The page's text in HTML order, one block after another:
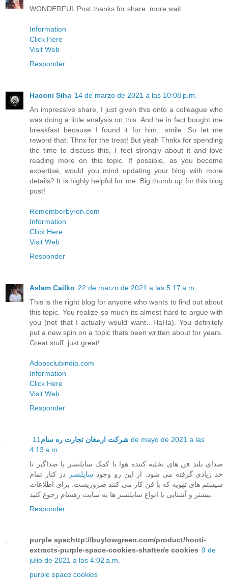
WONDERFUL Post.thanks for share..more wait.
Information
Click Here
Visit Web
Responder
Haconi Siha 14 de marzo de 2021 a las 10:08 p.m.
An impressive share, I just given this onto a colleague who
was doing a little analysis on this. And he in fact bought me
breakfast because I found it for him.. smile. So let me
reword that: Thnx for the treat! But yeah Thnkx for spending
the time to discuss this, I feel strongly about it and love
reading more on this topic. If possible, as you become
expertise, would you mind updating your blog with more
details? It is highly helpful for me. Big thumb up for this blog
post!
Rememberbyron.com
Information
Click Here
Visit Web
Responder
Aslam Cailko 22 de marzo de 2021 a las 5:17 a.m.
This is the right blog for anyone who wants to find out about
this topic. You realize so much its almost hard to argue with
you (not that I actually would want…HaHa). You definitely
put a new spin on a topic thats been written about for years.
Great stuff, just great!
Adopsclubindia.com
Information
Click Here
Visit Web
Responder
شرکت ارمغان تجارت ره سام 11 de mayo de 2021 a las
4:13 a.m.
صدای بلند فن های تخلیه کننده هوا با کمک سایلنسر یا صداگیر تا
حد زیادی گرفته می شود. از این رو وجود سایلنسر
در کنار تمام
سیستم های تهویه که با فن کار می کنند ضروریست. برای اطلاعات
Responder
purple spachttp://buylowgreen.com/product/hooti-
extracts-purple-space-cookies-shatter/e cookies 9 de
julio de 2021 a las 4:02 a.m.
purple space cookies